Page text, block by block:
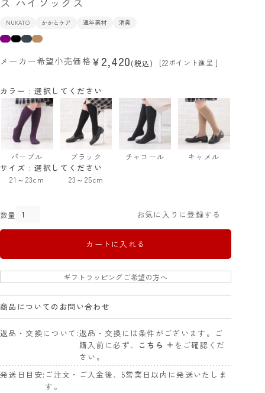
NUKATO かかとケア 通年素材 消臭
メーカー希望小売価格 ¥2,420 税込 [22ポイント進呈 ]
サイズ 選択してください
21～23cm 23～25cm
カラー 選択してください
パープル ブラック チャコール キャメル
お気に入りに登録する
カートに入れる
ギフトラッピングご希望の方へ
商品についてのお問い合わせ
返品・交換について 返品・交換には条件がございます。ご
購入前に必ず、 こちら + をご確認くだ
さい。
発送日目安 ご注文・ご入金後、5営業日以内に発送いたしま
す。